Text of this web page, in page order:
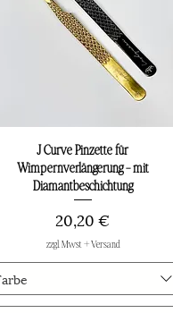
Schnellansicht
J Curve Pinzette für
Wimpernverlängerung - mit
Diamantbeschichtung
Preis
20,20 €
zzgl. Mwst + Versand